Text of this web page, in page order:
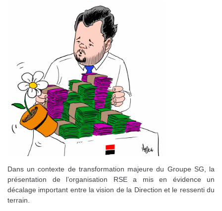
Dans un contexte de transformation majeure du Groupe SG, la
présentation de l’organisation RSE a mis en évidence un
décalage important entre la vision de la Direction et le ressenti du
terrain.